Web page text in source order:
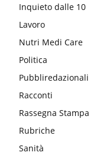
Inquieto dalle 10
Lavoro
Nutri Medi Care
Politica
Pubbliredazionali
Racconti
Rassegna Stampa
Rubriche
Sanità